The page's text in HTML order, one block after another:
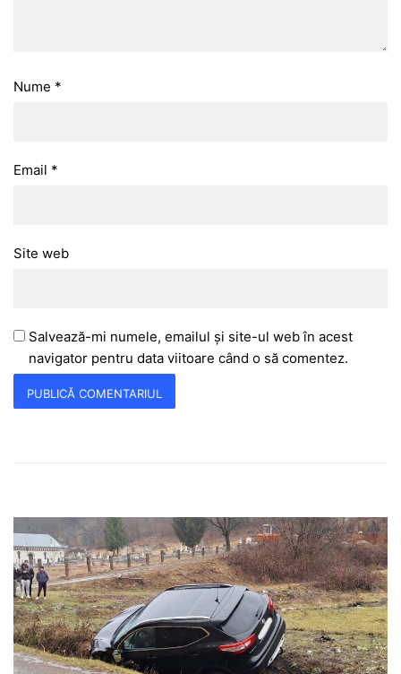
Nume *
Email *
Site web
Salvează-mi numele, emailul și site-ul web în acest
navigator pentru data viitoare când o să comentez.